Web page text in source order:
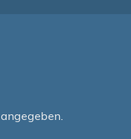
angegeben.